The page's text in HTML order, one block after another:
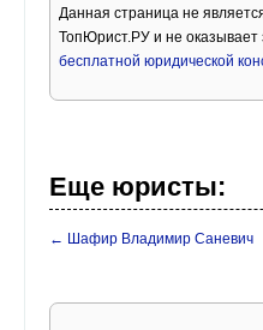
Данная страница не
ТопЮрист.РУ и не оказывает
бесплатной юридической
Еще юристы:
← Шафир Владимир Саневич